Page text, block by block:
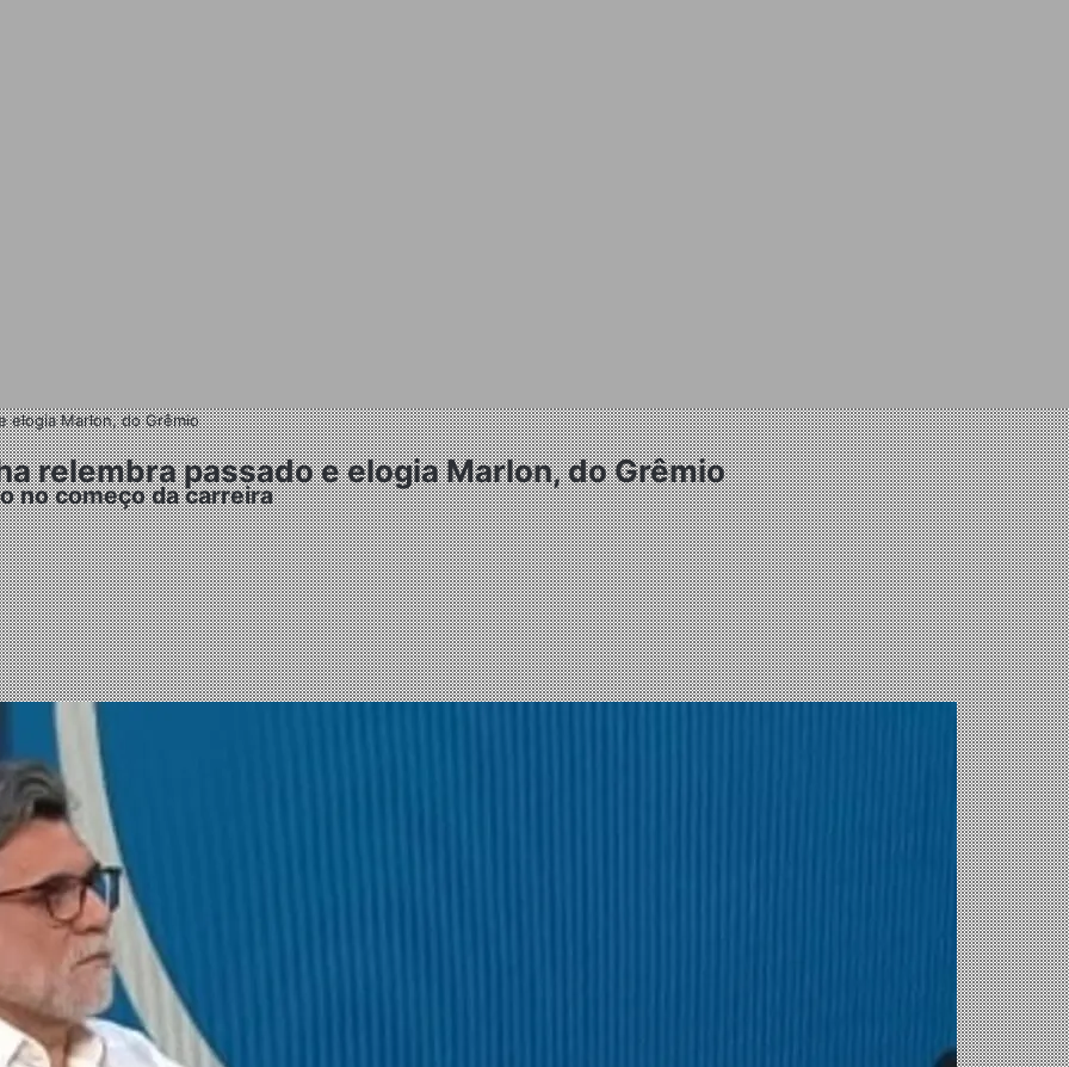
elogia Marlon, do Grêmio
relembra passado e elogia Marlon, do Grêmio
no começo da carreira